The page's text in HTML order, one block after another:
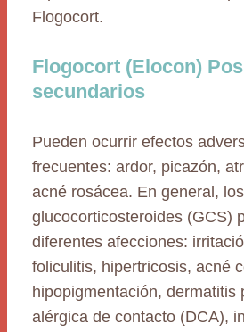
Flogocort.
Flogocort (Elocon)
secundarios
Pueden ocurrir efectos
frecuentes: ardor, picazón,
acné rosácea. En general, los
glucocorticosteroides (GCS)
diferentes afecciones:
foliculitis, hipertricosis, acné
hipopigmentación, dermatitis
alérgica de contacto (DCA),